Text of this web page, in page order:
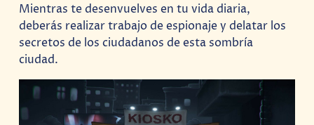
Mientras te desenvuelves en tu vida diaria,
deberás realizar trabajo de espionaje y delatar los
secretos de los ciudadanos de esta sombría
ciudad.